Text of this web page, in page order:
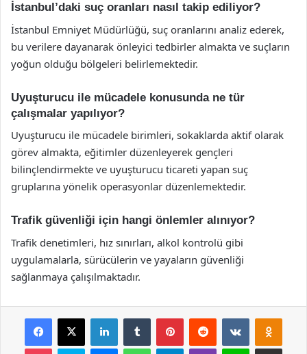
İstanbul’daki suç oranları nasıl takip ediliyor?
İstanbul Emniyet Müdürlüğü, suç oranlarını analiz ederek,
bu verilere dayanarak önleyici tedbirler almakta ve suçların
yoğun olduğu bölgeleri belirlemektedir.
Uyuşturucu ile mücadele konusunda ne tür
çalışmalar yapılıyor?
Uyuşturucu ile mücadele birimleri, sokaklarda aktif olarak
görev almakta, eğitimler düzenleyerek gençleri
bilinçlendirmekte ve uyuşturucu ticareti yapan suç
gruplarına yönelik operasyonlar düzenlemektedir.
Trafik güvenliği için hangi önlemler alınıyor?
Trafik denetimleri, hız sınırları, alkol kontrolü gibi
uygulamalarla, sürücülerin ve yayaların güvenliği
sağlanmaya çalışılmaktadır.
Facebook
X LinkedInTumblr PinterestReddit VKontakte
Pocket Skype MessengerWhatsAppTelegramViber Line E-Posta ile